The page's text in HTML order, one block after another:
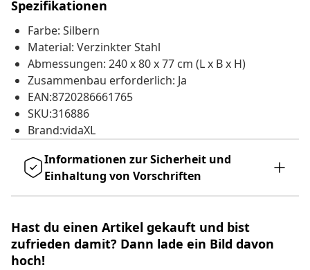
Spezifikationen
Farbe: Silbern
Material: Verzinkter Stahl
Abmessungen: 240 x 80 x 77 cm (L x B x H)
Zusammenbau erforderlich: Ja
EAN:8720286661765
SKU:316886
Brand:vidaXL
Informationen zur Sicherheit und
Einhaltung von Vorschriften
Hast du einen Artikel gekauft und bist
zufrieden damit? Dann lade ein Bild davon
hoch!